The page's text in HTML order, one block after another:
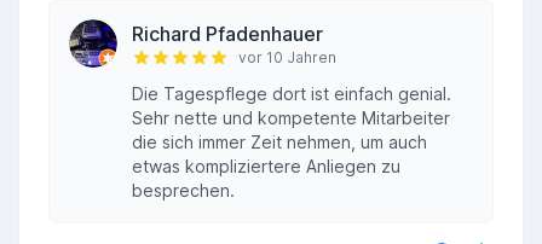
Richard Pfadenhauer
vor 10 Jahren
Die Tagespflege dort ist einfach genial.
Sehr nette und kompetente Mitarbeiter
die sich immer Zeit nehmen, um auch
etwas kompliziertere Anliegen zu
besprechen.